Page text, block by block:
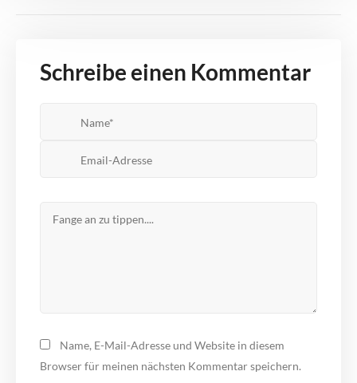
Schreibe einen Kommentar
Name, E-Mail-Adresse und Website in diesem
Browser für meinen nächsten Kommentar speichern.